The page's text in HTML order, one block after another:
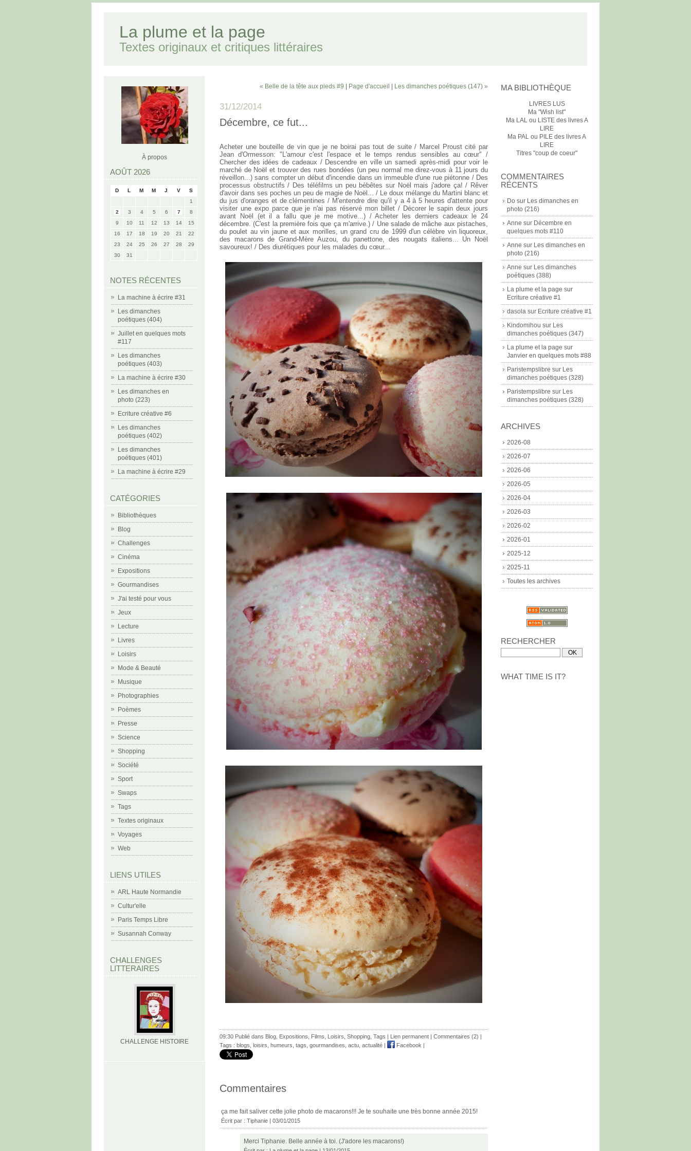
La plume et la page
Textes originaux et critiques littéraires
À propos
AOÛT 2026
D L M M J V
S
1
2
3 4 5 6 7
8
9
10 11 12 13 14
15
16
17 18 19 20 21
22
23
24 25 26 27 28
29
30
31
NOTES RÉCENTES
La machine à écrire #31
Les dimanches
poétiques (404)
Juillet en quelques mots
#117
Les dimanches
poétiques (403)
La machine à écrire #30
Les dimanches en
photo (223)
Ecriture créative #6
Les dimanches
poétiques (402)
Les dimanches
poétiques (401)
La machine à écrire #29
CATÉGORIES
Bibliothèques
Blog
Challenges
Cinéma
Expositions
Gourmandises
J'ai testé pour vous
Jeux
Lecture
Livres
Loisirs
Mode & Beauté
Musique
Photographies
Poèmes
Presse
Science
Shopping
Société
Sport
Swaps
Tags
Textes originaux
Voyages
Web
LIENS UTILES
ARL Haute Normandie
Cultur'elle
Paris Temps Libre
Susannah Conway
CHALLENGES
LITTERAIRES
CHALLENGE HISTOIRE
MA BIBLIOTHÈQUE
LIVRES LUS
Ma "Wish list"
Ma LAL ou LISTE des livres A
LIRE
Ma PAL ou PILE des livres A
LIRE
Titres "coup de coeur"
COMMENTAIRES
RÉCENTS
Do sur Les dimanches en
photo (216)
Anne sur Décembre en
quelques mots #110
Anne sur Les dimanches en
photo (216)
Anne sur Les dimanches
poétiques (388)
La plume et la page sur
Ecriture créative #1
dasola sur Ecriture créative #1
Kindomihou sur Les
dimanches poétiques (347)
La plume et la page sur
Janvier en quelques mots #88
Paristempslibre sur Les
dimanches poétiques (328)
Paristempslibre sur Les
dimanches poétiques (328)
ARCHIVES
2026-08
2026-07
2026-06
2026-05
2026-04
2026-03
2026-02
2026-01
2025-12
2025-11
Toutes les archives
RECHERCHER
WHAT TIME IS IT?
« Belle de la tête aux pieds #9 Page d'accueil Les dimanches poétiques (147) »
31/12/2014
Décembre, ce fut...
Acheter une bouteille de vin que je ne boirai pas tout de suite / Marcel Proust cité par
Jean d'Ormesson: "L'amour c'est l'espace et le temps rendus sensibles au cœur" /
Chercher des idées de cadeaux / Descendre en ville un samedi après-midi pour voir le
marché de Noël et trouver des rues bondées (un peu normal me direz-vous à 11 jours du
réveillon...) sans compter un début d'incendie dans un immeuble d'une rue piétonne / Des
processus obstructifs / Des téléfilms un peu bébêtes sur Noël mais j'adore ça! / Rêver
d'avoir dans ses poches un peu de magie de Noël... / Le doux mélange du Martini blanc et
du jus d'oranges et de clémentines / M'entendre dire qu'il y a 4 à 5 heures d'attente pour
visiter une expo parce que je n'ai pas réservé mon billet / Décorer le sapin deux jours
avant Noël (et il a fallu que je me motive...) / Acheter les derniers cadeaux le 24
décembre. (C'est la première fois que ça m'arrive.) / Une salade de mâche aux pistaches,
du poulet au vin jaune et aux morilles, un grand cru de 1999 d'un célèbre vin liquoreux,
des macarons de Grand-Mère Auzou, du panettone, des nougats italiens... Un Noël
savoureux! / Des diurétiques pour les malades du cœur...
09:30 Publié dans Blog Expositions Films Loisirs Shopping Tags Lien permanent Commentaires (2)
Tags : blogs loisirs humeurs tags gourmandises actu actualité Facebook
Commentaires
ça me fait saliver cette jolie photo de macarons!!! Je te souhaite une très bonne année 2015!
Écrit par : Tiphanie | 03/01/2015
Merci Tiphanie. Belle année à toi. (J'adore les macarons!)